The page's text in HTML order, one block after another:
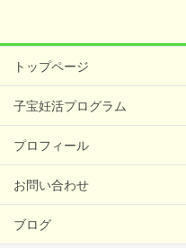
トップページ
子宝妊活プログラム
プロフィール
お問い合わせ
ブログ